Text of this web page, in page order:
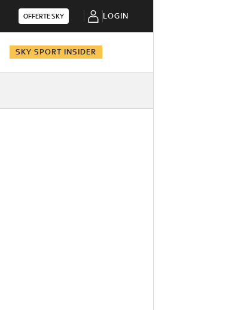
OFFERTE SKY LOGIN
SKY SPORT INSIDER